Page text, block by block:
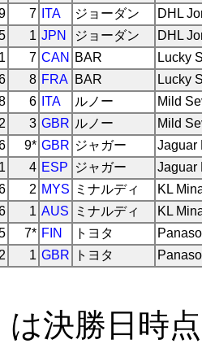
7 ITA ジョーダン
DHL
1 JPN ジョーダン
DHL
7 CAN BAR
Lucky
8 FRA BAR
Lucky
6 ITA ルノー
Mild
3 GBR ルノー
Mild
9* GBR ジャガー
Jaguar
4 ESP ジャガー
Jaguar
2 MYS ミナルディ
KL
1 AUS ミナルディ
KL
7* FIN トヨタ
1 GBR トヨタ
決勝日時点